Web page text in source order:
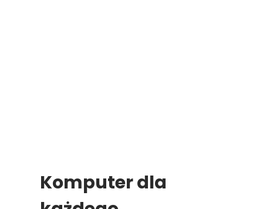
Komputer dla